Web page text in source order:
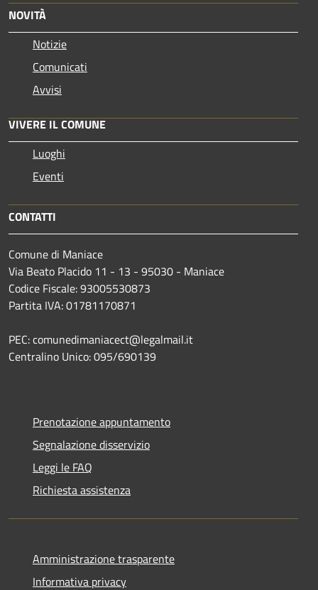
NOVITÀ
Notizie
Comunicati
Avvisi
VIVERE IL COMUNE
Luoghi
Eventi
CONTATTI
Comune di Maniace
Via Beato Placido 11 - 13 - 95030 - Maniace
Codice Fiscale: 93005530873
Partita IVA: 01781170871
PEC: comunedimaniacect@legalmail.it
Centralino Unico: 095/690139
Prenotazione appuntamento
Segnalazione disservizio
Leggi le FAQ
Richiesta assistenza
Amministrazione trasparente
Informativa privacy